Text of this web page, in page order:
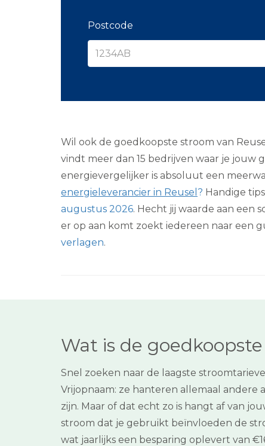
Postcode
Wil ook de goedkoopste stroom van
vindt meer dan 15 bedrijven waar je jouw
energievergelijker is absoluut een
energieleverancier in Reusel ? Handige
augustus 2026. Hecht jij waarde aan een
er op aan komt zoekt iedereen naar een
verlagen.
Wat is de
Snel zoeken naar de laagste
Vrijopnaam: ze hanteren allemaal andere
zijn. Maar of dat echt zo is hangt af van
stroom dat je gebruikt beïnvloeden de
wat jaarlijks een besparing oplevert van